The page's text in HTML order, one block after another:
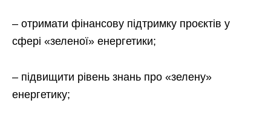
– отримати фінансову підтримку проєктів у
сфері «зеленої» енергетики;
– підвищити рівень знань про «зелену»
енергетику;